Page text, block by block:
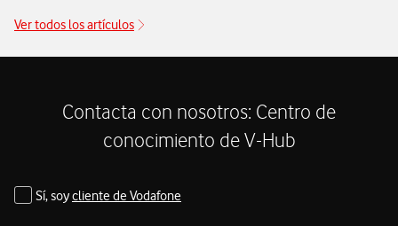
financieras más importantes para las organizaciones,
especialmente aquellas que gestionan transferencias o
electrónico.
Ver todos los artículos
Contacta con nosotros: Centro de
conocimiento de V-Hub
Sí, soycliente de Vodafone